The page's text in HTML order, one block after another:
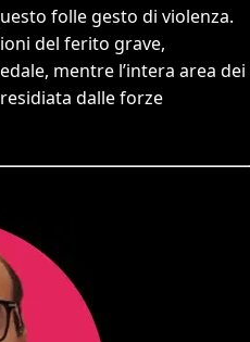
folle gesto di violenza.
del ferito grave,
mentre l’intera area dei
dalle forze